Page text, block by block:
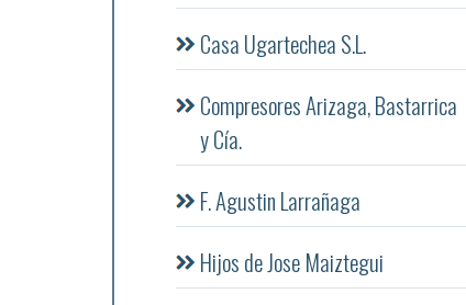
Casa Ugartechea S.L.
Compresores Arizaga, Bastarrica
y Cía.
F. Agustin Larrañaga
Hijos de Jose Maiztegui